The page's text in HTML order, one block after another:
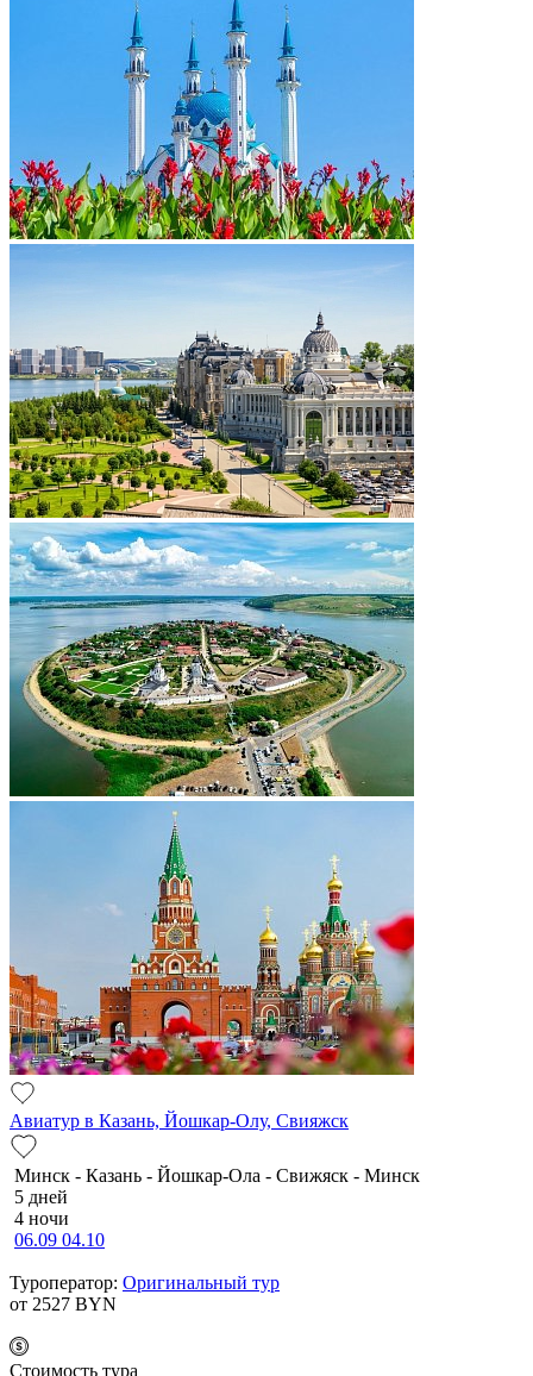
Авиатур в Казань, Йошкар-Олу, Свияжск
Минск - Казань - Йошкар-Ола - Свижяск - Минск
5 дней
4 ночи
06.09 04.10
Туроператор: Оригинальный тур
от 2527 BYN
Cтоимость тура